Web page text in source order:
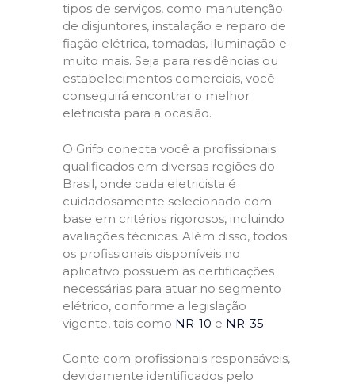
tipos de serviços, como manutenção
de disjuntores, instalação e reparo de
fiação elétrica, tomadas, iluminação e
muito mais. Seja para residências ou
estabelecimentos comerciais, você
conseguirá encontrar o melhor
eletricista para a ocasião.
O Grifo conecta você a profissionais
qualificados em diversas regiões do
Brasil, onde cada eletricista é
cuidadosamente selecionado com
base em critérios rigorosos, incluindo
avaliações técnicas. Além disso, todos
os profissionais disponíveis no
aplicativo possuem as certificações
necessárias para atuar no segmento
elétrico, conforme a legislação
vigente, tais como NR-10 e NR-35.
Conte com profissionais responsáveis,
devidamente identificados pelo